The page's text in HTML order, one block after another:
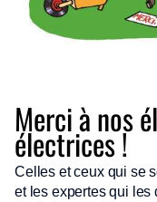
Merci à nos
électrices !
Celles et ceux qui se
et les expertes qui les